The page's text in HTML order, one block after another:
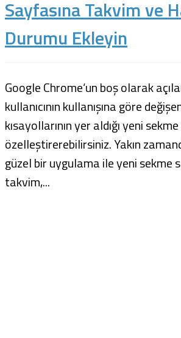
Sayfasına Takvim ve
Durumu Ekleyin
Google Chrome‘un boş olarak
kullanıcının kullanışına göre
kısayollarının yer aldığı yeni
özelleştirerebilirsiniz. Yakın
güzel bir uygulama ile yeni sekme
takvim,...